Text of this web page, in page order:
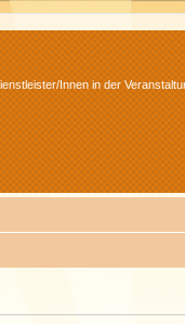
Innen in der